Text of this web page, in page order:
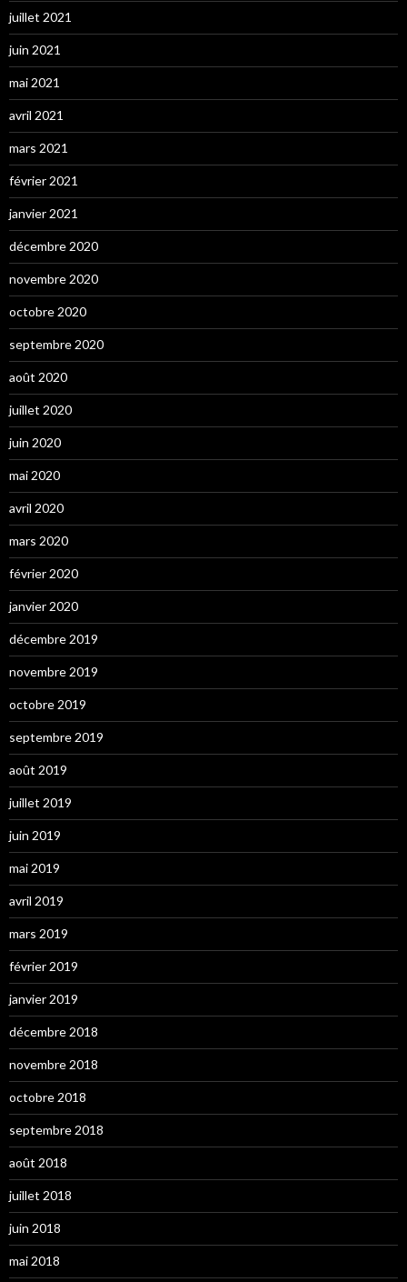
juillet 2021
juin 2021
mai 2021
avril 2021
mars 2021
février 2021
janvier 2021
décembre 2020
novembre 2020
octobre 2020
septembre 2020
août 2020
juillet 2020
juin 2020
mai 2020
avril 2020
mars 2020
février 2020
janvier 2020
décembre 2019
novembre 2019
octobre 2019
septembre 2019
août 2019
juillet 2019
juin 2019
mai 2019
avril 2019
mars 2019
février 2019
janvier 2019
décembre 2018
novembre 2018
octobre 2018
septembre 2018
août 2018
juillet 2018
juin 2018
mai 2018